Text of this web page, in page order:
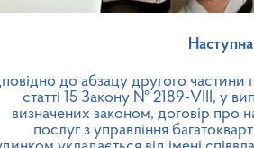
Наступна
до абзацу другого частини
статті 15 Закону № 2189-VIII, у
визначених законом, договір про
послуг з управління